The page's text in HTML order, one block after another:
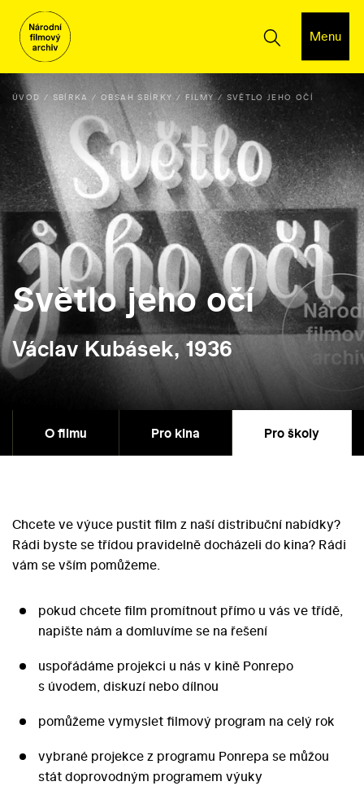
Menu
ÚVOD SBÍRKA OBSAH SBÍRKY FILMY SVĚTLO JEHO OČÍ
Světlo jeho očí
Václav Kubásek, 1936
O filmu Pro kina Pro školy
Chcete ve výuce pustit film z naší distribuční nabídky?
Rádi byste se třídou pravidelně docházeli do kina? Rádi
vám se vším pomůžeme.
pokud chcete film promítnout přímo u vás ve třídě,
napište nám a domluvíme se na řešení
uspořádáme projekci u nás v kině Ponrepo
s úvodem, diskuzí nebo dílnou
pomůžeme vymyslet filmový program na celý rok
vybrané projekce z programu Ponrepa se můžou
stát doprovodným programem výuky